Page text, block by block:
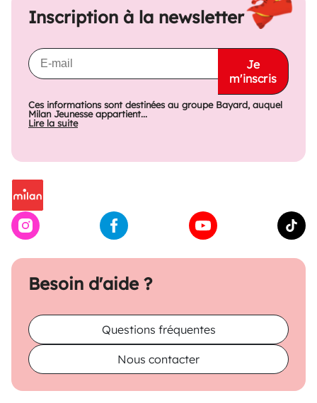
Besoin d'aide ?
Questions fréquentes
Nous contacter
Inscription à la newsletter
Je
m'inscris
Ces informations sont destinées au groupe Bayard, auquel
Milan Jeunesse appartient...
Lire la suite